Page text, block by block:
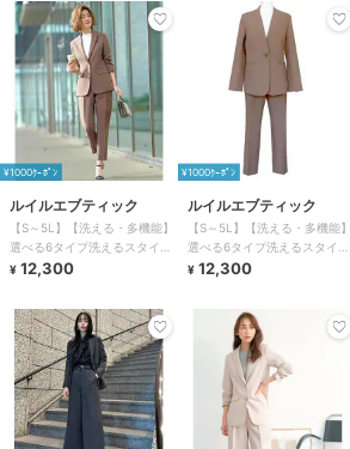
¥1000ｸｰﾎﾟﾝ
ルイルエブティック
【S～5L】【洗える・多機能】
選べる6タイプ洗えるスタイリ
ッシュビジネススーツパンツセ
¥ 12,300
¥1000ｸｰﾎﾟﾝ
ルイルエブティック
【S～5L】【洗える・多機能】
選べる6タイプ洗えるスタイリ
ッシュビジネススーツパンツセ
¥ 12,300